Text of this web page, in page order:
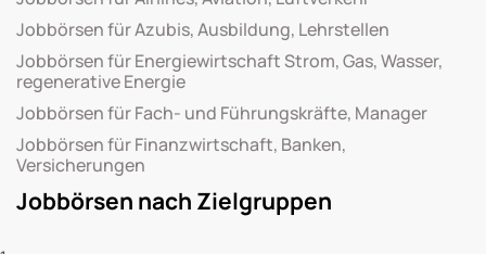
Jobbörsen für Azubis, Ausbildung, Lehrstellen
Jobbörsen für Energiewirtschaft Strom, Gas, Wasser,
regenerative Energie
Jobbörsen für Fach- und Führungskräfte, Manager
Jobbörsen für Finanzwirtschaft, Banken,
Versicherungen
Jobbörsen nach Zielgruppen